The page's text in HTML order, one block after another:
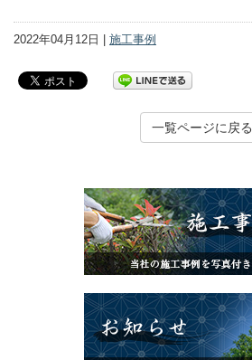
2022年04月12日 | 施工事例
一覧ページに戻る